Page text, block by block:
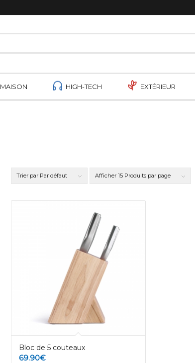
MAISON HIGH-TECH EXTÉRIEUR
Trier par Par défaut Afficher 15 Produits par page
Bloc de 5 couteaux
69.90€